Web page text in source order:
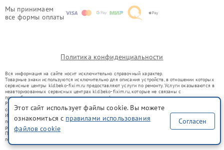
Мы принимаем
все формы оплаты
Политика конфиденциальности
Вся информация на сайте носит исключительно справочный характер.
Товарные знаки используются исключительно для описания устройств, в отношении которых
сервисные центры kld.beko-fixim.ru предоставляют услуги по ремонту. Услуги оказываются в
неавторизованных сервисных центрах kld.beko-fixim.ru, которые не связаны с
правообладателями товарных знаков или их официальными представителями.
Ремонт осуществляется для устройств, уже введенных в гражданский оборот в соответствии
со статьей 1487 ГК РФ.
Использование товарных знаков не преследует цели индивидуализации услуг или введения
потребителей в заблуждение, а служит для информирования о предоставляемых услугах по
ремонту техники указанных брендов.
Представленная на сайте информация не является публичной офертой, определяемой
положениями Статьи 437(2) Гражданского кодекса РФ
Этот сайт использует файлы cookie. Вы можете
ознакомиться с правилами использования
файлов cookie
Согласен